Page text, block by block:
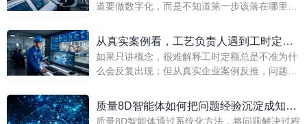
这三步
道要做数字化，而是不知道第一步该落在哪里。
出去，而在于变更并没有连同BOM、工艺、采
购、库存和工单影响一起传下去。 如果希望后续
建设不是反复返工，而是逐步形成经营能力，起
步阶段就要把业务主线和平台边界定清，而金蝶
设。
从真实案例看，工艺负责人遇到工时定额
总是不准时最该补的是哪段能力
如果只讲概念，很难解释工时定额总是不准为什
么会反复出现；但从真实企业案例反推，问题会
定问题，实则是工艺定义、设备能力、现场反馈
和成本核算没有形成闭环。 这也是为什么越来越
质量8D智能体如何把问题经验沉淀成知识
质量8D智能体通过系统化方法，将问题解决过程